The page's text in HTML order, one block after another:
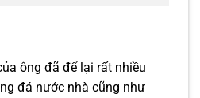
ông đã để lại rất nhiều
đá nước nhà cũng như